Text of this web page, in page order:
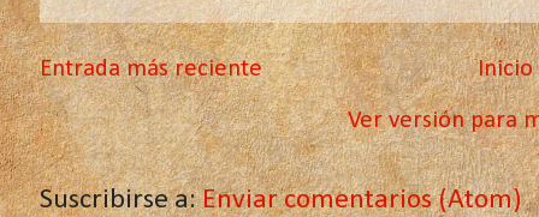
Entrada más reciente Inicio
Ver versión para
Suscribirse a:Enviar comentarios (Atom)